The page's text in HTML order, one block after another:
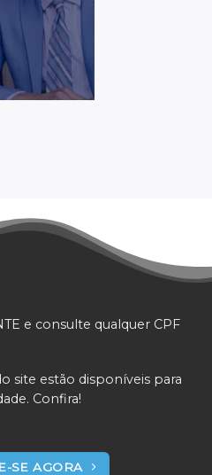
e consulte qualquer CPF
site estão disponíveis para
Confira!
SE AGORA